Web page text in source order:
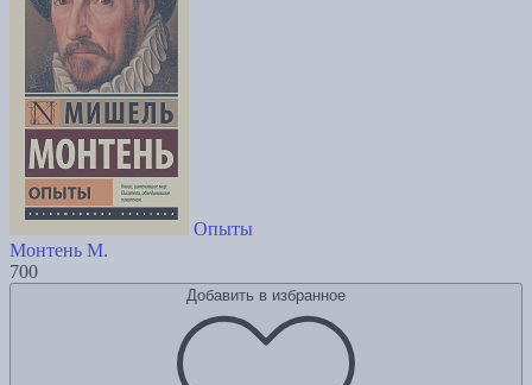
Опыты
Монтень М.
700
Добавить в избранное